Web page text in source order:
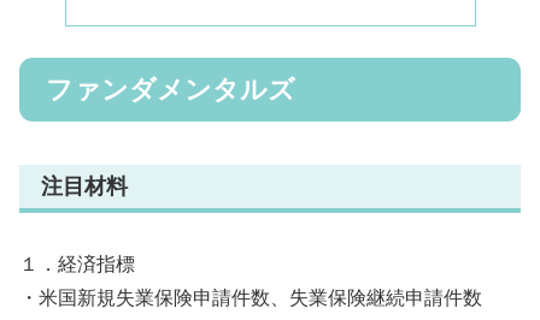
ファンダメンタルズ
注目材料
１．経済指標
・米国新規失業保険申請件数、失業保険継続申請件数